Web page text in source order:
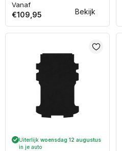
Bekijk
Normale
prijs
Vanaf
€109,95
Uiterlijk woensdag 12 augustus
in je auto